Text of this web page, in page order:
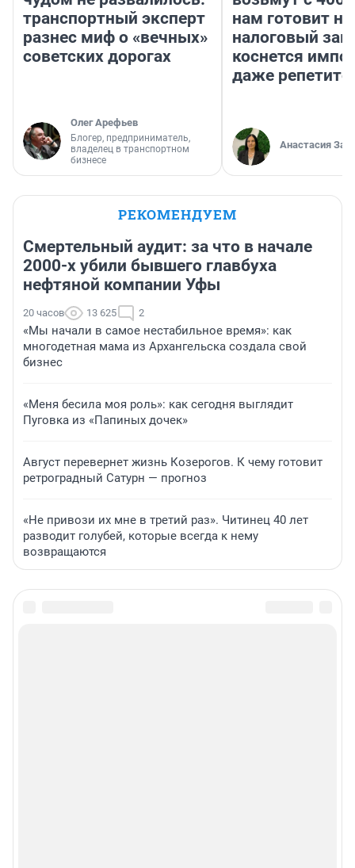
транспортный эксперт
разнес миф о «вечных»
советских дорогах
Олег Арефьев
Блогер, предприниматель,
владелец в транспортном
бизнесе
нам готовит
налоговый
коснется
даже
Анастасия
РЕКОМЕНДУЕМ
Смертельный аудит: за что в начале
2000-х убили бывшего главбуха
нефтяной компании Уфы
20 часов 13 625 2
«Мы начали в самое нестабильное время»: как
многодетная мама из Архангельска создала свой
бизнес
«Меня бесила моя роль»: как сегодня выглядит
Пуговка из «Папиных дочек»
Август перевернет жизнь Козерогов. К чему готовит
ретроградный Сатурн — прогноз
«Не привози их мне в третий раз». Читинец 40 лет
разводит голубей, которые всегда к нему
возвращаются